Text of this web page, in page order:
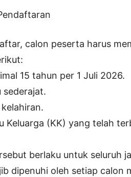
calon peserta harus
15 tahun per 1 Juli 2026.
sederajat.
Keluarga (KK) yang telah
berlaku untuk seluruh
dipenuhi oleh setiap calon